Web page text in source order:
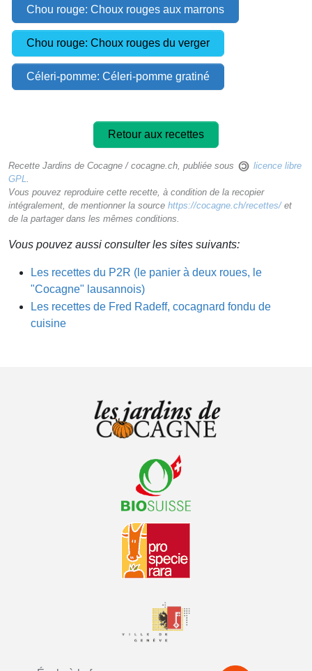
Chou rouge: Choux rouges aux marrons
Chou rouge: Choux rouges du verger
Céleri-pomme: Céleri-pomme gratiné
Retour aux recettes
Recette Jardins de Cocagne / cocagne.ch, publiée sous
licence libre
GPL
Vous pouvez reproduire cette recette, à condition de la recopier
intégralement, de mentionner la source https://cocagne.ch/recettes/et
de la partager dans les mêmes conditions.
Vous pouvez aussi consulter les sites suivants:
Les recettes du P2R (le panier à deux roues, le
"Cocagne" lausannois)
Les recettes de Fred Radeff, cocagnard fondu de
cuisine